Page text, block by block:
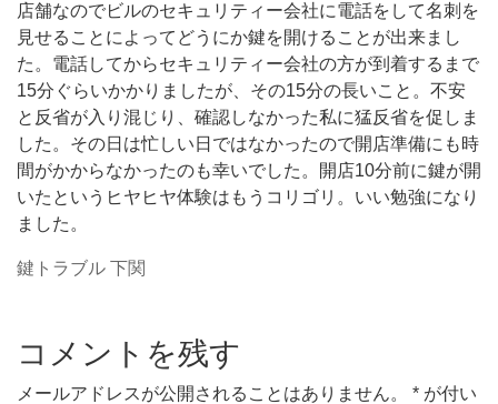
店舗なのでビルのセキュリティー会社に電話をして名刺を
見せることによってどうにか鍵を開けることが出来まし
た。電話してからセキュリティー会社の方が到着するまで
15分ぐらいかかりましたが、その15分の長いこと。不安
と反省が入り混じり、確認しなかった私に猛反省を促しま
した。その日は忙しい日ではなかったので開店準備にも時
間がかからなかったのも幸いでした。開店10分前に鍵が開
いたというヒヤヒヤ体験はもうコリゴリ。いい勉強になり
ました。
鍵トラブル 下関
コメントを残す
メールアドレスが公開されることはありません。 * が付い